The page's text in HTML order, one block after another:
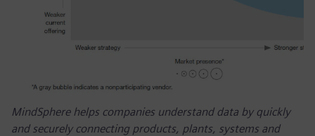
MindSphere helps companies understand data by quickly
and securely connecting products, plants, systems and